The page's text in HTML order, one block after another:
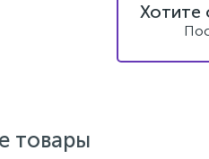
Хотите
товары